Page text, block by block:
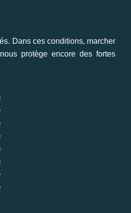
Dans ces conditions, marcher
protège encore des fortes